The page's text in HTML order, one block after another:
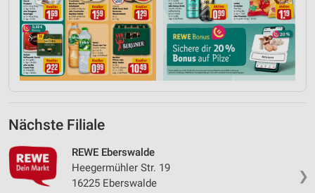
Nächste Filiale
❯
REWE Eberswalde
Heegermühler Str. 19
16225 Eberswalde